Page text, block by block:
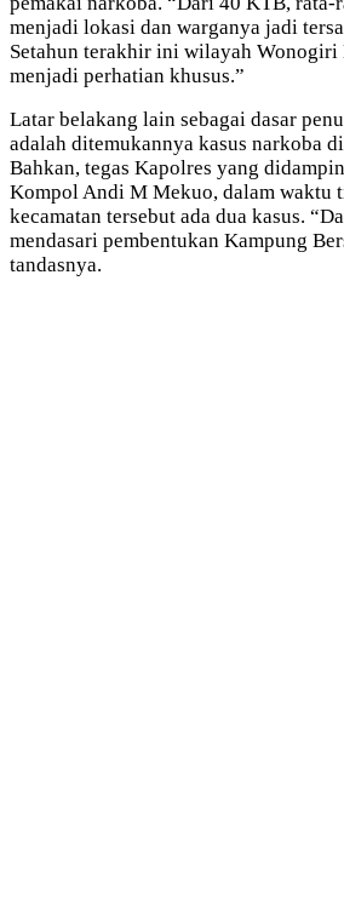
menjadi lokasi dan warganya jadi
Setahun terakhir ini wilayah Wonogiri
menjadi perhatian khusus.”
Latar belakang lain sebagai dasar
adalah ditemukannya kasus narkoba
Bahkan, tegas Kapolres yang
Kompol Andi M Mekuo, dalam waktu
kecamatan tersebut ada dua kasus.
mendasari pembentukan Kampung
tandasnya.